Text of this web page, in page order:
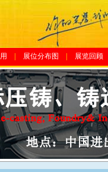
展位分布图 展览回顾